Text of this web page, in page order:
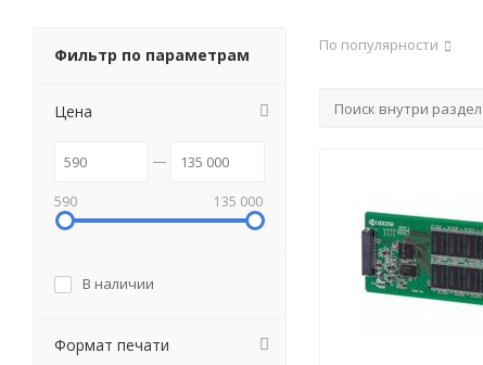
По популярности
Фильтр по параметрам
Цена
590 135 000
В наличии
Формат печати